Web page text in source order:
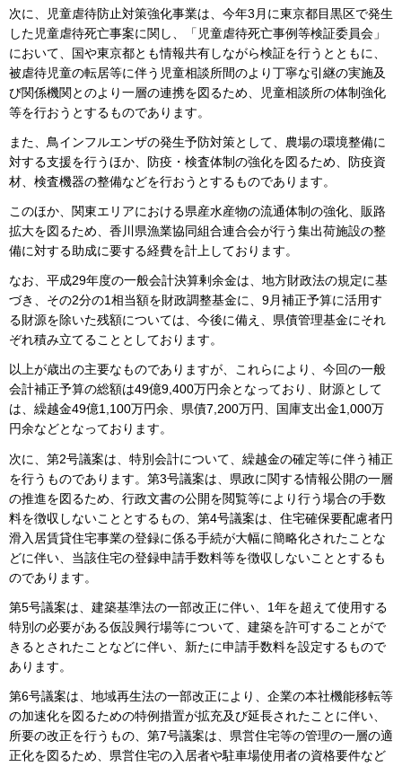
次に、児童虐待防止対策強化事業は、今年3月に東京都目黒区で発生
した児童虐待死亡事案に関し、「児童虐待死亡事例等検証委員会」
において、国や東京都とも情報共有しながら検証を行うとともに、
被虐待児童の転居等に伴う児童相談所間のより丁寧な引継の実施及
び関係機関とのより一層の連携を図るため、児童相談所の体制強化
等を行おうとするものであります。
また、鳥インフルエンザの発生予防対策として、農場の環境整備に
対する支援を行うほか、防疫・検査体制の強化を図るため、防疫資
材、検査機器の整備などを行おうとするものであります。
このほか、関東エリアにおける県産水産物の流通体制の強化、販路
拡大を図るため、香川県漁業協同組合連合会が行う集出荷施設の整
備に対する助成に要する経費を計上しております。
なお、平成29年度の一般会計決算剰余金は、地方財政法の規定に基
づき、その2分の1相当額を財政調整基金に、9月補正予算に活用す
る財源を除いた残額については、今後に備え、県債管理基金にそれ
ぞれ積み立てることとしております。
以上が歳出の主要なものでありますが、これらにより、今回の一般
会計補正予算の総額は49億9,400万円余となっており、財源として
は、繰越金49億1,100万円余、県債7,200万円、国庫支出金1,000万
円余などとなっております。
次に、第2号議案は、特別会計について、繰越金の確定等に伴う補正
を行うものであります。第3号議案は、県政に関する情報公開の一層
の推進を図るため、行政文書の公開を閲覧等により行う場合の手数
料を徴収しないこととするもの、第4号議案は、住宅確保要配慮者円
滑入居賃貸住宅事業の登録に係る手続が大幅に簡略化されたことな
どに伴い、当該住宅の登録申請手数料等を徴収しないこととするも
のであります。
第5号議案は、建築基準法の一部改正に伴い、1年を超えて使用する
特別の必要がある仮設興行場等について、建築を許可することがで
きるとされたことなどに伴い、新たに申請手数料を設定するもので
あります。
第6号議案は、地域再生法の一部改正により、企業の本社機能移転等
の加速化を図るための特例措置が拡充及び延長されたことに伴い、
所要の改正を行うもの、第7号議案は、県営住宅等の管理の一層の適
正化を図るため、県営住宅の入居者や駐車場使用者の資格要件など